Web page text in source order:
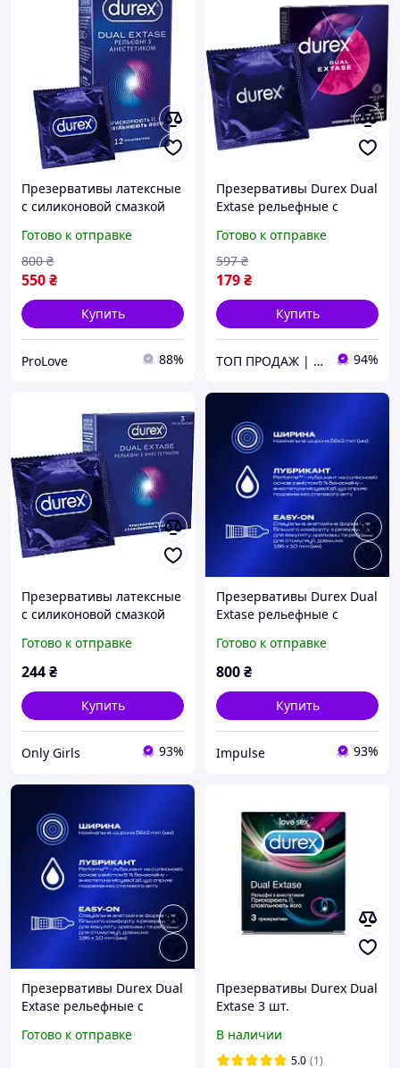
Презервативы латексные
с силиконовой смазкой
(рельефные с
анестетиком) 12 шт
(5052197053432)
Готово к отправке
550₴
800 ₴
Купить
ProLove 88%
Презервативы Durex Dual
Extase рельефные с
(5052197053401)- (Мрія)
Готово к отправке
179₴
597 ₴
Купить
ТОП ПРОДАЖ | Интернет-супермаркет «NUKLEON» 94%
Презервативы латексные
с силиконовой смазкой
(рельефные с
анестетиком) 3 шт
Готово к отправке
244₴
Купить
Only Girls 93%
Презервативы Durex Dual
Extase рельефные с
5052197053432 newyork
Готово к отправке
800₴
Купить
Impulse 93%
Презервативы Durex Dual
Extase рельефные с
5052197053401 mars
Готово к отправке
Презервативы Durex Dual
Extase 3 шт.
В наличии
5.0 (1)